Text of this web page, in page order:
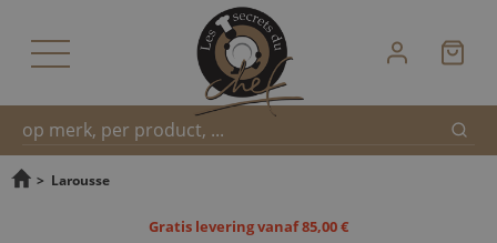
Snel
> Larousse
Gratis levering vanaf 85,00 €